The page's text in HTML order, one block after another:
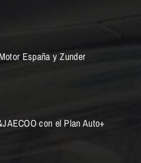
España y Zunder
con el Plan Auto+